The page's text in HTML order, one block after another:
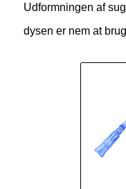
Udformningen af
dysen er nem at